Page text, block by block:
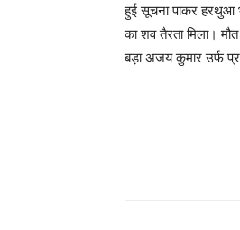
हुई सूचना पाकर हरथुआ
का शव तैरता मिला।
बड़ा अजय कुमार उर्फ